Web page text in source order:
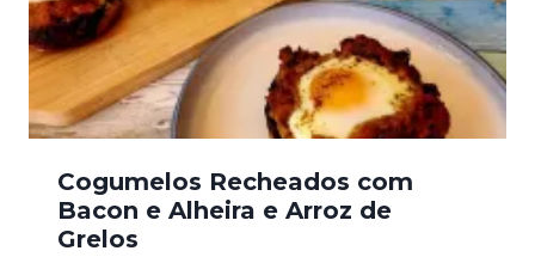
Cogumelos Recheados com
Bacon e Alheira e Arroz de
Grelos